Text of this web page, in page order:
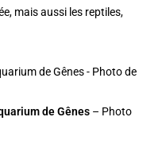
mais aussi les reptiles,
de Gênes – Photo